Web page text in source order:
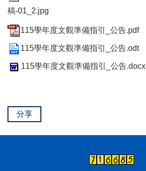
稿-01_2.jpg
115學年度文觀準備指引_公告.pdf
115學年度文觀準備指引_公告.odt
115學年度文觀準備指引_公告.docx
分享